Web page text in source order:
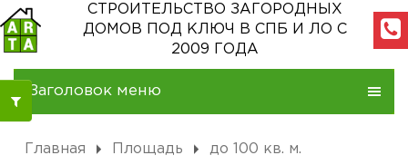
СТРОИТЕЛЬСТВО ЗАГОРОДНЫХ
ДОМОВ
ПОД КЛЮЧ В СПБ И ЛО С
2009 ГОДА
Заголовок меню
Главная Площадь до 100 кв. м.